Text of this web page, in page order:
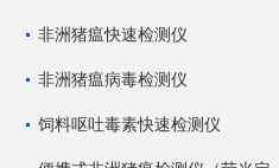
非洲猪瘟快速检测仪
非洲猪瘟病毒检测仪
饲料呕吐毒素快速检测仪